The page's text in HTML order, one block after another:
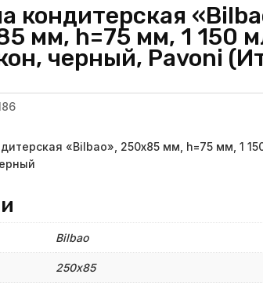
кондитерская
мм, h=75 мм, 1 150
черный, Pavoni
«Bilbao», 250х85 мм, h=75 мм, 1
Bilbao
250х85